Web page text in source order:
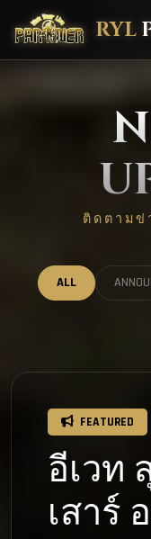
RYL
ติดตามข่
ALL
FEATURED
อีเวท
เสาร์